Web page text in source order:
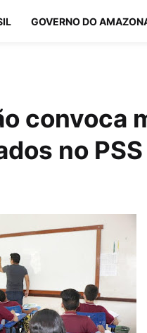
GOVERNO DO
convoca
no PSS